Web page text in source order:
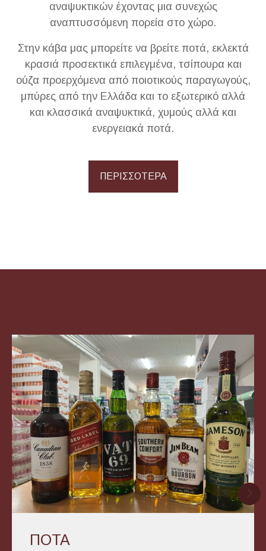
αναψυκτικών έχοντας μια συνεχώς
αναπτυσσόμενη πορεία στο χώρο.
Στην κάβα μας μπορείτε να βρείτε ποτά, εκλεκτά
κρασιά προσεκτικά επιλεγμένα, τσίπουρα και
ούζα προερχόμενα από ποιοτικούς παραγωγούς,
μπύρες από την Ελλάδα και το εξωτερικό αλλά
και κλασσικά αναψυκτικά, χυμούς αλλά και
ενεργειακά ποτά.
ΠΕΡΙΣΣΟΤΕΡΑ
ΠΟΤΑ